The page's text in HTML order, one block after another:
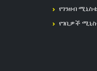
የገንዘብ
የገቢዎች